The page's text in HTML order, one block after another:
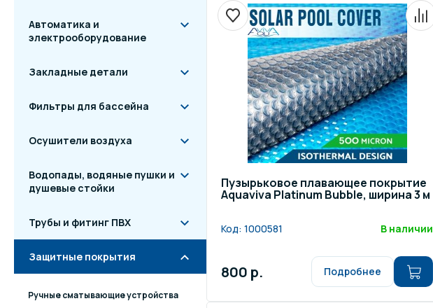
Автоматика и
электрооборудование
Закладные детали
Фильтры для бассейна
Осушители воздуха
Водопады, водяные пушки и
душевые стойки
Трубы и фитинг ПВХ
Защитные покрытия
Ручные сматывающие устройства
Пузырьковое плавающее покрытие
Aquaviva Platinum Bubble, ширина 3 м
Код: 1000581 В наличии
800 р. Подробнее